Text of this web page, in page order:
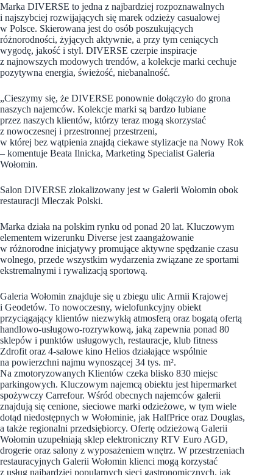
Marka DIVERSE to jedna z najbardziej rozpoznawalnych
i najszybciej rozwijających się marek odzieży casualowej
w Polsce. Skierowana jest do osób poszukujących
różnorodności, żyjących aktywnie, a przy tym ceniących
wygodę, jakość i styl. DIVERSE czerpie inspiracje
z najnowszych modowych trendów, a kolekcje marki cechuje
pozytywna energia, świeżość, niebanalność.
„Cieszymy się, że DIVERSE ponownie dołączyło do grona
naszych najemców. Kolekcje marki są bardzo lubiane
przez naszych klientów, którzy teraz mogą skorzystać
z nowoczesnej i przestronnej przestrzeni,
w której bez wątpienia znajdą ciekawe stylizacje na Nowy Rok
– komentuje Beata Ilnicka, Marketing Specialist Galeria
Wołomin.
Salon DIVERSE zlokalizowany jest w Galerii Wołomin obok
restauracji Mleczak Polski.
Marka działa na polskim rynku od ponad 20 lat. Kluczowym
elementem wizerunku Diverse jest zaangażowanie
w różnorodne inicjatywy promujące aktywne spędzanie czasu
wolnego, przede wszystkim wydarzenia związane ze sportami
ekstremalnymi i rywalizacją sportową.
Galeria Wołomin znajduje się u zbiegu ulic Armii Krajowej
i Geodetów. To nowoczesny, wielofunkcyjny obiekt
przyciągający klientów niezwykłą atmosferą oraz bogatą ofertą
handlowo-usługowo-rozrywkową, jaką zapewnia ponad 80
sklepów i punktów usługowych, restauracje, klub fitness
Zdrofit oraz 4-salowe kino Helios działające wspólnie
na powierzchni najmu wynoszącej 34 tys. m².
Na zmotoryzowanych Klientów czeka blisko 830 miejsc
parkingowych. Kluczowym najemcą obiektu jest hipermarket
spożywczy Carrefour. Wśród obecnych najemców galerii
znajdują się cenione, sieciowe marki odzieżowe, w tym wiele
dotąd niedostępnych w Wołominie, jak HalfPrice oraz Douglas,
a także regionalni przedsiębiorcy. Ofertę odzieżową Galerii
Wołomin uzupełniają sklep elektroniczny RTV Euro AGD,
drogerie oraz salony z wyposażeniem wnętrz. W przestrzeniach
restauracyjnych Galerii Wołomin klienci mogą korzystać
z usług najbardziej popularnych sieci gastronomicznych, jak